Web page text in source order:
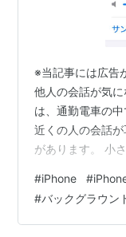
※当記事には広告
他人の会話が気
は、通勤電車の
近くの人の会話
があります。 小
近、良い対策方
ラウンドサウン
があると言われ
#iPhone #
#バックグラウン